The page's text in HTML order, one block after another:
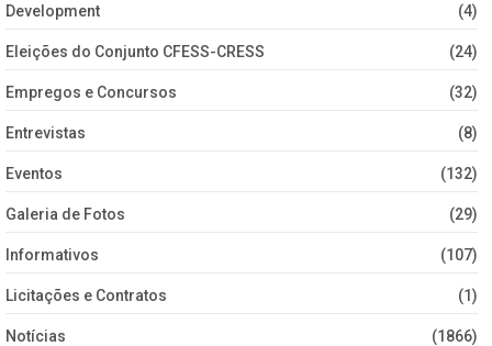
Development (4)
Eleições do Conjunto CFESS-CRESS (24)
Empregos e Concursos (32)
Entrevistas (8)
Eventos (132)
Galeria de Fotos (29)
Informativos (107)
Licitações e Contratos (1)
Notícias (1866)